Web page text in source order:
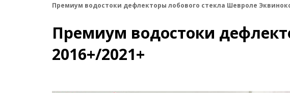
Премиум водостоки дефлекторы лобового стекла Шевроле Эквинокс
Премиум водостоки
2016+/2021+